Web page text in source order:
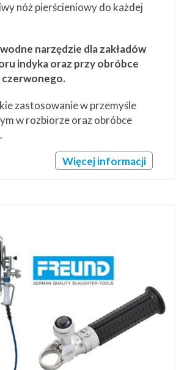
nóż pierścieniowy do każdej
narzędzie dla zakładów
indyka oraz przy obróbce
czerwonego.
zastosowanie w przemyśle
w rozbiorze oraz obróbce
Więcej informacji